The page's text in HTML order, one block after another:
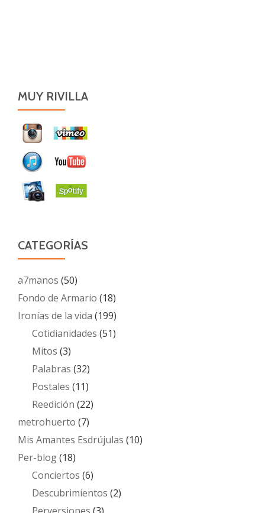
MUY RIVILLA
CATEGORÍAS
a7manos (50)
Fondo de Armario (18)
Ironías de la vida (199)
Cotidianidades (51)
Mitos (3)
Palabras (32)
Postales (11)
Reedición (22)
metrohuerto (7)
Mis Amantes Esdrújulas (10)
Per-blog(18)
Conciertos (6)
Descubrimientos (2)